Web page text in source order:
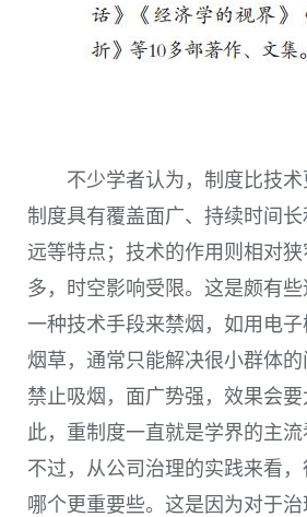
不少学者认为，制度比技术
制度具有覆盖面广、持续时间
远等特点；技术的作用则相对
多，时空影响受限。这是颇有
一种技术手段来禁烟，如用电
烟草，通常只能解决很小群体
禁止吸烟，面广势强，效果会
此，重制度一直就是学界的主流
不过，从公司治理的实践来看
哪个更重要些。这是因为对于